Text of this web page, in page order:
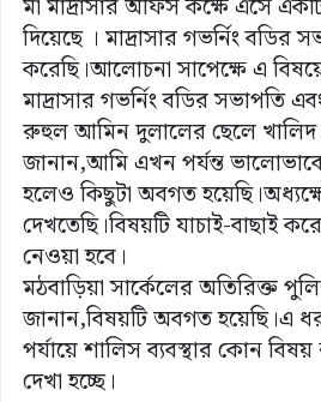
মা মাদ্রাসার অফিস কক্ষে এসে
দিয়েছে । মাদ্রাসার গভর্নিং
করেছি।আলোচনা সাপেক্ষে এ বিষয়ে
মাদ্রাসার গভর্নিং বডির সভাপতি
রুহুল আমিন দুলালের ছেলে খালিদ
জানান,আমি এখন পর্যন্ত
হলেও কিছুটা অবগত
দেখতেছি।বিষয়টি যাচাই-বাছাই
নেওয়া হবে।
মঠবাড়িয়া সার্কেলের অতিরিক্ত
জানান,বিষয়টি অবগত হয়েছি।এ
পর্যায়ে শালিস ব্যবস্থার কোন
দেখা হচ্ছে।